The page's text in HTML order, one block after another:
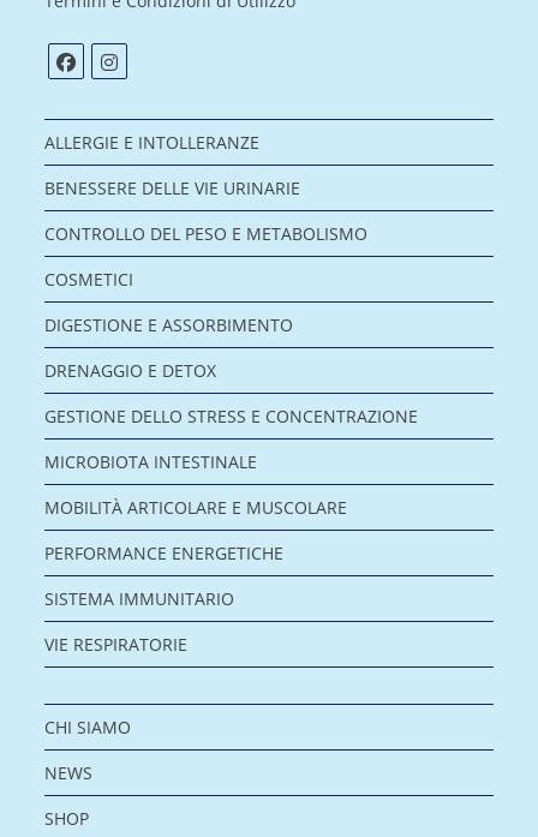
ALLERGIE E INTOLLERANZE
BENESSERE DELLE VIE URINARIE
CONTROLLO DEL PESO E METABOLISMO
COSMETICI
DIGESTIONE E ASSORBIMENTO
DRENAGGIO E DETOX
GESTIONE DELLO STRESS E CONCENTRAZIONE
MICROBIOTA INTESTINALE
MOBILITÀ ARTICOLARE E MUSCOLARE
PERFORMANCE ENERGETICHE
SISTEMA IMMUNITARIO
VIE RESPIRATORIE
CHI SIAMO
NEWS
SHOP